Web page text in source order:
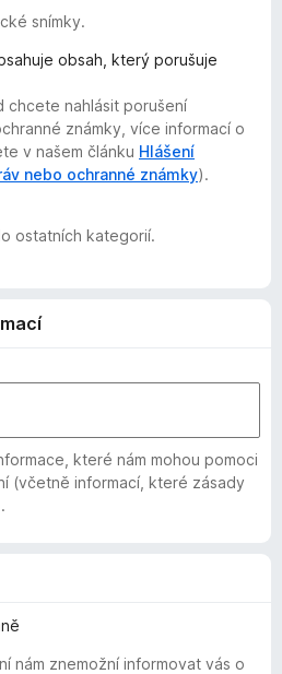
č
F
r
e
f
x
snímky.
obsah, který porušuje
chcete nahlásit porušení
známky, více informací o
v našem článku Hlášení
nebo ochranné známky).
ostatních kategorií.
které nám mohou pomoci
(včetně informací, které zásady
nám znemožní informovat vás o